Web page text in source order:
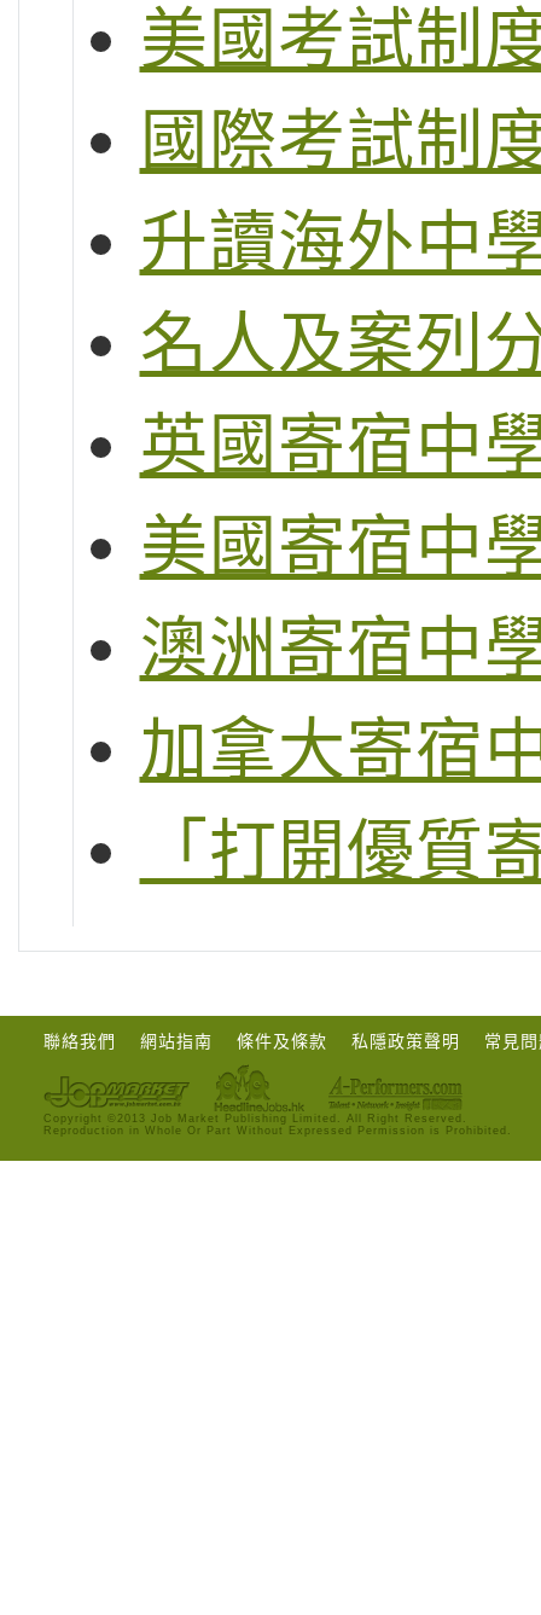
美國考試制
國際考試制
升讀海外中
名人及案列
英國寄宿中
美國寄宿中
澳洲寄宿中
加拿大寄宿
「打開優質
聯絡我們 網站指南 條件及條款 私隱政策聲明 常見
Copyright ©2013 Job Market Publishing Limited. All Right Reserved.
Reproduction in Whole Or Part Without Expressed Permission is Prohibited.